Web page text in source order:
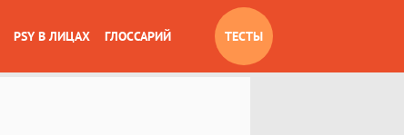
PSY В ЛИЦАХ ГЛОССАРИЙ ТЕСТЫ